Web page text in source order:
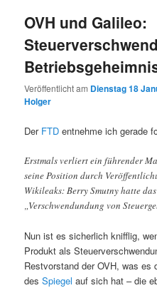
OVH und Galileo:
Veröffentlicht am Dienstag 18
Holger
Der FTD entnehme ich gerade
Erstmals verliert ein führender
seine Position durch
Wikileaks: Berry Smutny hatte
„Verschwendundung von
Nun ist es sicherlich knifflig,
Produkt als
Restvorstand der OVH, was es
desSpiegel auf sich hat – die